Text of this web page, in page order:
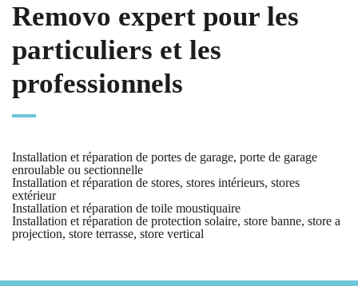
Removo expert pour les
particuliers et les
professionnels
Installation et réparation de portes de garage, porte de garage
enroulable ou sectionnelle
Installation et réparation de stores, stores intérieurs, stores
extérieur
Installation et réparation de toile moustiquaire
Installation et réparation de protection solaire, store banne, store a
projection, store terrasse, store vertical